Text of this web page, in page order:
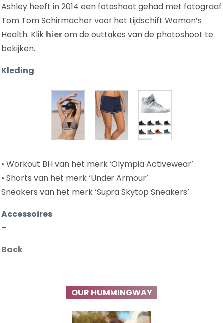
Ashley heeft in 2014 een fotoshoot gehad met fotograaf
Tom Tom Schirmacher voor het tijdschift Woman’s
Health. Klik hierom de outtakes van de photoshoot te
bekijken.
Kleding
• Workout BH van het merk ‘Olympia Activewear’
• Shorts van het merk ‘Under Armour’
Sneakers van het merk ‘Supra Skytop Sneakers’
Accessoires
–
Back
OUR HUMMINGWAY